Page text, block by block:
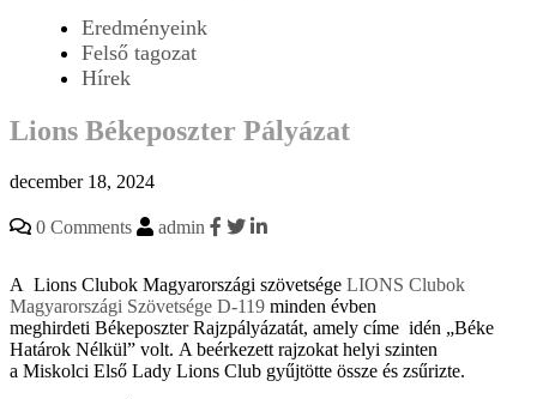
Eredményeink
Felső tagozat
Hírek
Lions Békeposzter Pályázat
december 18, 2024
0 Comments admin
A Lions Clubok Magyarországi szövetsége LIONS Clubok
Magyarországi Szövetsége D-119 minden évben
meghirdeti Békeposzter Rajzpályázatát, amely címe idén „Béke
Határok Nélkül” volt. A beérkezett rajzokat helyi szinten
a Miskolci Első Lady Lions Club gyűjtötte össze és zsűrizte.